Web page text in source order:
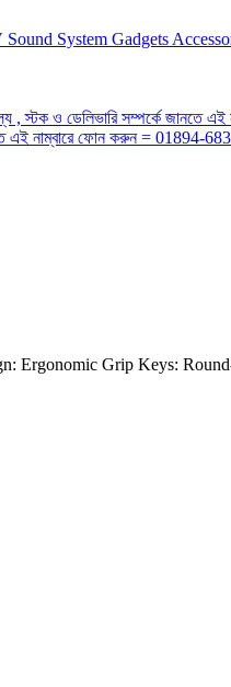
Sound System Gadgets
, স্টক ও ডেলিভারি সম্পর্কে
এই নাম্বারে ফোন করুন = 01894-
Ergonomic Grip Keys: